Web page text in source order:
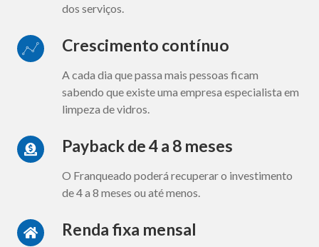
dos serviços.
Crescimento contínuo
A cada dia que passa mais pessoas ficam
sabendo que existe uma empresa especialista em
limpeza de vidros.
Payback de 4 a 8 meses
O Franqueado poderá recuperar o investimento
de 4 a 8 meses ou até menos.
Renda fixa mensal